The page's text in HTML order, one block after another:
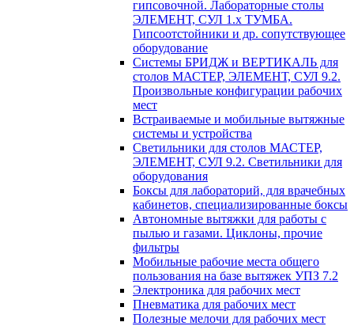
гипсовочной. Лабораторные столы
ЭЛЕМЕНТ, СУЛ 1.х ТУМБА.
Гипсоотстойники и др. сопутствующее
оборудование
Системы БРИДЖ и ВЕРТИКАЛЬ для
столов МАСТЕР, ЭЛЕМЕНТ, СУЛ 9.2.
Произвольные конфигурации рабочих
мест
Встраиваемые и мобильные вытяжные
системы и устройства
Светильники для столов МАСТЕР,
ЭЛЕМЕНТ, СУЛ 9.2. Светильники для
оборудования
Боксы для лабораторий, для врачебных
кабинетов, специализированные боксы
Автономные вытяжки для работы с
пылью и газами. Циклоны, прочие
фильтры
Мобильные рабочие места общего
пользования на базе вытяжек УПЗ 7.2
Электроника для рабочих мест
Пневматика для рабочих мест
Полезные мелочи для рабочих мест